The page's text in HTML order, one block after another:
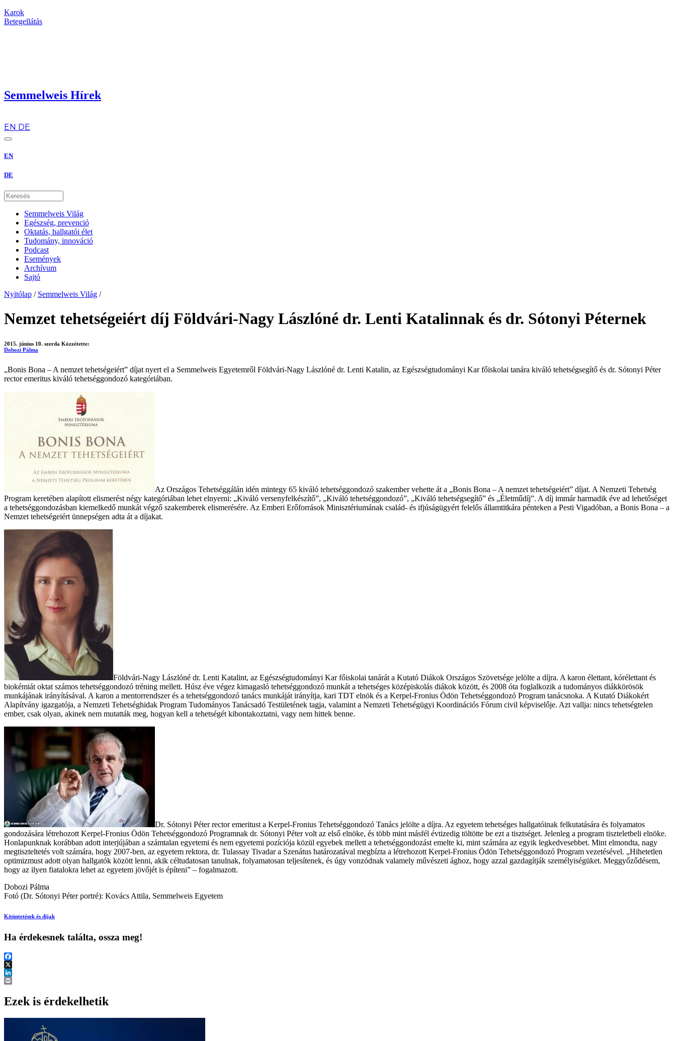
Karok
Betegellátás
Semmelweis Hírek
EN DE
EN
DE
Semmelweis Világ
Egészség, prevenció
Oktatás, hallgatói élet
Tudomány, innováció
Podcast
Események
Archívum
Sajtó
Nyitólap / Semmelweis Világ /
Nemzet tehetségeiért díj Földvári-Nagy Lászlóné dr. Lenti Katalinnak és dr. Sótonyi Péternek
2015. június 10. szerda Közzétette:
Dobozi Pálma
„Bonis Bona – A nemzet tehetségeiért” díjat nyert el a Semmelweis Egyetemről Földvári-Nagy Lászlóné dr. Lenti Katalin, az Egészségtudományi Kar főiskolai tanára kiváló tehetségsegítő és dr. Sótonyi Péter
rector emeritus kiváló tehetséggondozó kategóriában.
Az Országos Tehetséggálán idén mintegy 65 kiváló tehetséggondozó szakember vehette át a „Bonis Bona – A nemzet tehetségeiért” díjat. A Nemzeti Tehetség
Program keretében alapított elismerést négy kategóriában lehet elnyerni: „Kiváló versenyfelkészítő”, „Kiváló tehetséggondozó”, „Kiváló tehetségsegítő” és „Életműdíj”. A díj immár harmadik éve ad lehetőséget
a tehetséggondozásban kiemelkedő munkát végző szakemberek elismerésére. Az Emberi Erőforrások Minisztériumának család- és ifjúságügyért felelős államtitkára pénteken a Pesti Vigadóban, a Bonis Bona – a
Nemzet tehetségeiért ünnepségen adta át a díjakat.
Földvári-Nagy Lászlóné dr. Lenti Katalint, az Egészségtudományi Kar főiskolai tanárát a Kutató Diákok Országos Szövetsége jelölte a díjra. A karon élettant, kórélettant és
biokémiát oktat számos tehetséggondozó tréning mellett. Húsz éve végez kimagasló tehetséggondozó munkát a tehetséges középiskolás diákok között, és 2008 óta foglalkozik a tudományos diákkörösök
munkájának irányításával. A karon a mentorrendszer és a tehetséggondozó tanács munkáját irányítja, kari TDT elnök és a Kerpel-Fronius Ödön Tehetséggondozó Program tanácsnoka. A Kutató Diákokért
Alapítvány igazgatója, a Nemzeti Tehetséghidak Program Tudományos Tanácsadó Testületének tagja, valamint a Nemzeti Tehetségügyi Koordinációs Fórum civil képviselője. Azt vallja: nincs tehetségtelen
ember, csak olyan, akinek nem mutatták meg, hogyan kell a tehetségét kibontakoztatni, vagy nem hittek benne.
Dr. Sótonyi Péter rector emeritust a Kerpel-Fronius Tehetséggondozó Tanács jelölte a díjra. Az egyetem tehetséges hallgatóinak felkutatására és folyamatos
gondozására létrehozott Kerpel-Fronius Ödön Tehetséggondozó Programnak dr. Sótonyi Péter volt az első elnöke, és több mint másfél évtizedig töltötte be ezt a tisztséget. Jelenleg a program tiszteletbeli elnöke.
Honlapunknak korábban adott interjújában a számtalan egyetemi és nem egyetemi pozíciója közül egyebek mellett a tehetséggondozást emelte ki, mint számára az egyik legkedvesebbet. Mint elmondta, nagy
megtiszteltetés volt számára, hogy 2007-ben, az egyetem rektora, dr. Tulassay Tivadar a Szenátus határozatával megbízta a létrehozott Kerpel-Fronius Ödön Tehetséggondozó Program vezetésével. „Hihetetlen
optimizmust adott olyan hallgatók között lenni, akik céltudatosan tanulnak, folyamatosan teljesítenek, és úgy vonzódnak valamely művészeti ághoz, hogy azzal gazdagítják személyiségüket. Meggyőződésem,
hogy az ilyen fiatalokra lehet az egyetem jövőjét is építeni” – fogalmazott.
Dobozi Pálma
Fotó (Dr. Sótonyi Péter portré): Kovács Attila, Semmelweis Egyetem
Kitüntetések és díjak
Ha érdekesnek találta, ossza meg!
Facebook
X
LinkedIn
Ezek is érdekelhetik